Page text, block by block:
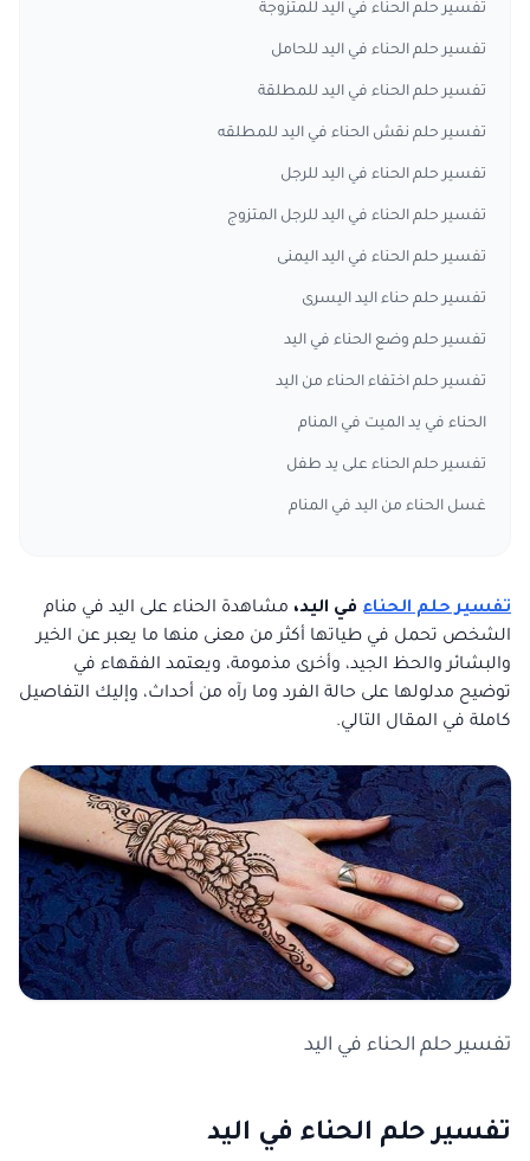
تفسير حلم الحناء في اليد للمتزوجة
تفسير حلم الحناء في اليد للحامل
تفسير حلم الحناء في اليد للمطلقة
تفسير حلم نقش الحناء في اليد للمطلقه
تفسير حلم الحناء في اليد للرجل
تفسير حلم الحناء في اليد للرجل المتزوج
تفسير حلم الحناء في اليد اليمنى
تفسير حلم حناء اليد اليسرى
تفسير حلم وضع الحناء في اليد
تفسير حلم اختفاء الحناء من اليد
الحناء في يد الميت في المنام
تفسير حلم الحناء على يد طفل
غسل الحناء من اليد في المنام
تفسير حلم الحناء في اليد، مشاهدة الحناء على اليد في منام
الشخص تحمل في طياتها أكثر من معنى منها ما يعبر عن الخير
والبشائر والحظ الجيد، وأخرى مذمومة، ويعتمد الفقهاء في
توضيح مدلولها على حالة الفرد وما رآه من أحداث، وإليك التفاصيل
كاملة في المقال التالي.
تفسير حلم الحناء في اليد
تفسير حلم الحناء في اليد